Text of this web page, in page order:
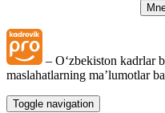
DMI tekshiruvi
Mehnatni muhofaza qilish
– Oʻzbekiston kadrlar
maslahatlarning ma’lumotlar
Toggle navigation